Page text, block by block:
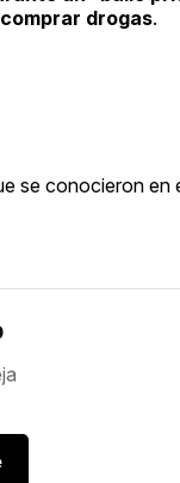
drogas.
se conocieron en